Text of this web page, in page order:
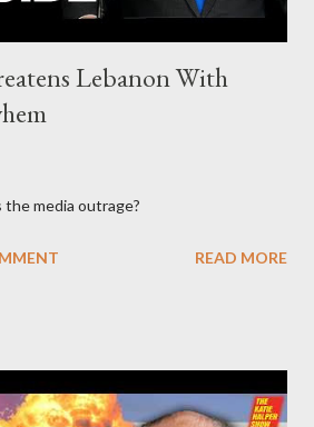
Lebanon With
media outrage?
READ MORE